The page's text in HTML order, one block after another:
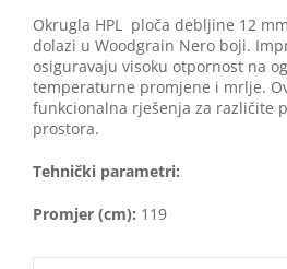
Okrugla HPL ploča debljine 12
dolazi u Woodgrain Nero boji.
osiguravaju visoku otpornost na
temperaturne promjene i mrlje.
funkcionalna rješenja za različite
prostora.
Tehnički parametri:
Promjer (cm): 119